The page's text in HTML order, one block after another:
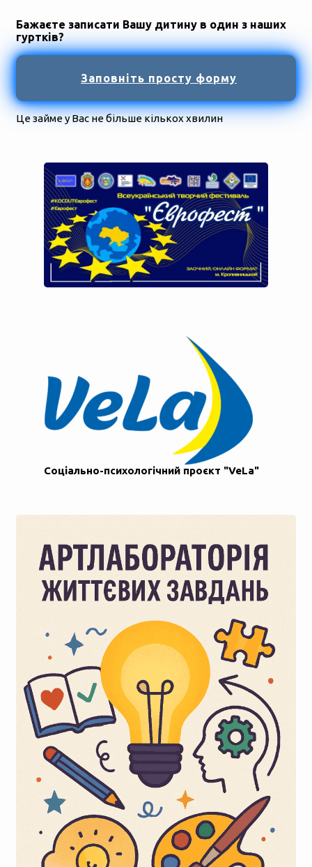
Бажаєте записати Вашу дитину в один з наших
гуртків?
Заповніть просту форму
Це займе у Вас не більше кількох хвилин
Соціально-психологічний проєкт "VeLa"